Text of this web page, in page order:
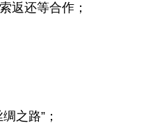
返还等合作；
之路”；